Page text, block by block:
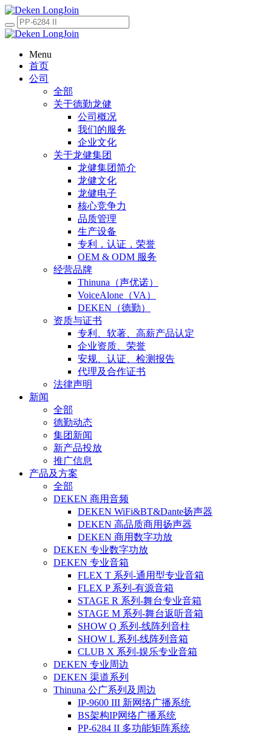
Menu
首页
公司
全部
关于德勤龙健
公司概况
我们的服务
企业文化
关于龙健集团
龙健集团简介
龙健文化
龙健电子
核心竞争力
品质管理
生产设备
专利，认证，荣誉
OEM & ODM 服务
经营品牌
Thinuna（声优诺）
VoiceAlone（VA）
DEKEN（德勤）
资质与证书
专利、软著、高薪产品认定
企业资质、荣誉
安规、认证、检测报告
代理及合作证书
法律声明
新闻
全部
德勤动态
集团新闻
新产品投放
推广信息
产品及方案
全部
DEKEN 商用音频
DEKEN WiFi&BT&Dante扬声器
DEKEN 高品质商用扬声器
DEKEN 商用数字功放
DEKEN 专业数字功放
DEKEN 专业音箱
FLEX T 系列-通用型专业音箱
FLEX P 系列-有源音箱
STAGE R 系列-舞台专业音箱
STAGE M 系列-舞台返听音箱
SHOW Q 系列-线阵列音柱
SHOW L 系列-线阵列音箱
CLUB X 系列-娱乐专业音箱
DEKEN 专业周边
DEKEN 渠道系列
Thinuna 公广系列及周边
IP-9600 III 新网络广播系统
BS架构IP网络广播系统
PP-6284 II 多功能矩阵系统